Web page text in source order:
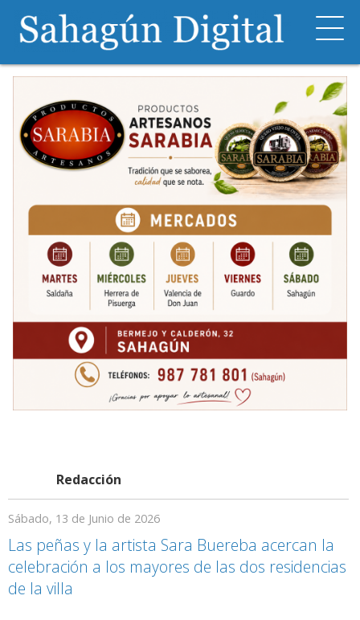
Redacción
Sábado, 13 de Junio de 2026
Las peñas y la artista Sara Buereba acercan la
celebración a los mayores de las dos residencias
de la villa